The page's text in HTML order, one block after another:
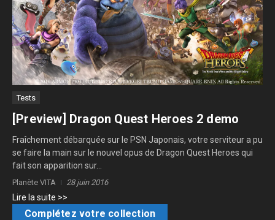
Tests
[Preview] Dragon Quest Heroes 2 demo
Fraîchement débarquée sur le PSN Japonais, votre serviteur a pu
se faire la main sur le nouvel opus de Dragon Quest Heroes qui
fait son apparition sur...
Planète VITA 28 juin 2016
Lire la suite >>
Complétez votre collection